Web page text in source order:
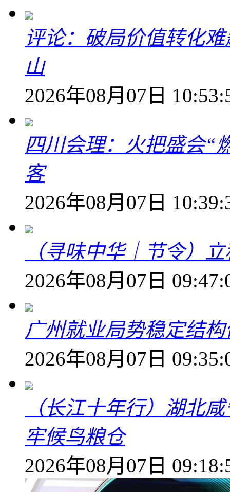
评论：破局价值转化
山
2026年08月07日
四川会理：火把盛会“
客
2026年08月07日
（寻味中华｜节令）
2026年08月07日
广州就业局势稳定结
2026年08月07日
（长江十年行）湖北
牢候鸟粮仓
2026年08月07日